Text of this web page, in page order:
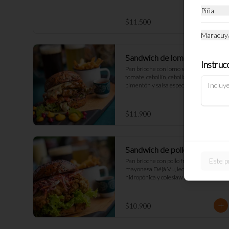
$11.500
Sandwich de lomo saltado
Pan brioche con lomo saltado (o tofu),
tomate, cebollín, cebolla morada,
pimentón y salsa especial peruana,
papas fritas naturales y una salsa.
$11.900
Sandwich de pollo crispy
Pan brioche con pollo frito crocante,
mayonesa Déjà Vu, lechuga
hidropónica y coleslaw artesanal.
$10.900
Piña
Este